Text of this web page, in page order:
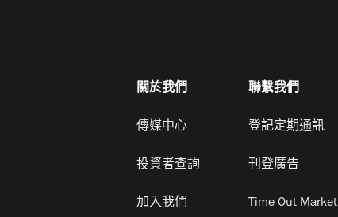
關於我們
傳媒中心
投資者查詢
加入我們
聯繫我們
登記定期通訊
刊登廣告
Time Out Market